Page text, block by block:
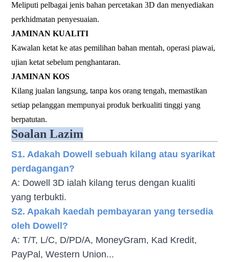
Meliputi pelbagai jenis bahan percetakan 3D dan menyediakan
perkhidmatan penyesuaian.
JAMINAN KUALITI
Kawalan ketat ke atas pemilihan bahan mentah, operasi piawai,
ujian ketat sebelum penghantaran.
JAMINAN KOS
Kilang jualan langsung, tanpa kos orang tengah, memastikan
setiap pelanggan mempunyai produk berkualiti tinggi yang
berpatutan.
Soalan Lazim
S1. Adakah Dowell sebuah kilang atau syarikat
perdagangan?
A: Dowell 3D ialah kilang terus dengan kualiti
yang terbukti.
S2. Apakah kaedah pembayaran yang tersedia
oleh Dowell?
A: T/T, L/C, D/PD/A, MoneyGram, Kad Kredit,
PayPal, Western Union...